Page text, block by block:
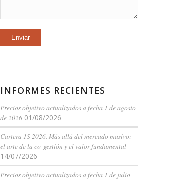
INFORMES RECIENTES
Precios objetivo actualizados a fecha 1 de agosto
de 2026 01/08/2026
Cartera 1S 2026. Más allá del mercado masivo:
el arte de la co-gestión y el valor fundamental
14/07/2026
Precios objetivo actualizados a fecha 1 de julio